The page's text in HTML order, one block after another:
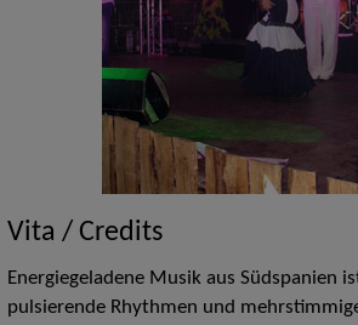
Vita / Credits
Energiegeladene Musik aus Südspanien
pulsierende Rhythmen und